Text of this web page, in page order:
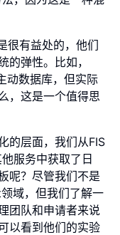
很有益处的，他们
的弹性。比如，
动数据库，但实际
，这是一个值得思
的层面，我们从FIS
服务中获取了日
呢？尽管我们不是
域，但我们了解一
团队和申请者来说
以看到他们的实验